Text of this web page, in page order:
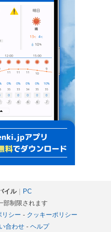
イル｜ PC
部制限されます
リシー - クッキーポリシー
合わせ- ヘルプ